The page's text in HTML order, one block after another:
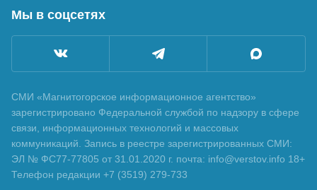
Мы в соцсетях
СМИ «Магнитогорское информационное агентство»
зарегистрировано Федеральной службой по надзору в сфере
связи, информационных технологий и массовых
коммуникаций. Запись в реестре зарегистрированных СМИ:
ЭЛ № ФС77-77805 от 31.01.2020 г. почта: info@verstov.info 18+
Телефон редакции +7 (3519) 279-733